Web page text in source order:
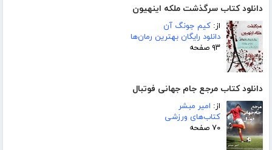
دانلود کتاب سرگذشت ملکه اینهیون
از: کیم جونگ آن
دانلود رایگان بهترین رمان‌ها
۹۳ صفحه
دانلود کتاب مرجع جام جهانی فوتبال
از: امیر مبشر
کتاب‌های ورزشی
۷۰ صفحه